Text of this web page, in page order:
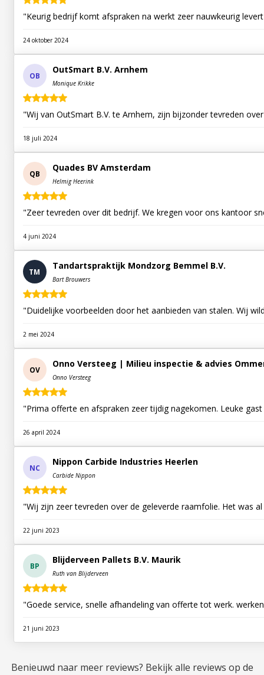
"Keurig bedrijf komt afspraken na werkt zeer nauwkeurig
24 oktober 2024
OB
OutSmart B.V. Arnhem
Monique Krikke
"Wij van OutSmart B.V. te Arnhem, zijn bijzonder tevreden
18 juli 2024
QB
Quades BV Amsterdam
Helmig Heerink
"Zeer tevreden over dit bedrijf. We kregen voor ons kantoor
4 juni 2024
TM
Tandartspraktijk Mondzorg Bemmel B.V.
Bart Brouwers
"Duidelijke voorbeelden door het aanbieden van stalen. Wij
2 mei 2024
OV
Onno Versteeg | Milieu inspectie & advies
Onno Versteeg
26 april 2024
NC
Nippon Carbide Industries Heerlen
Carbide Nippon
"Wij zijn zeer tevreden over de geleverde raamfolie. Het was
22 juni 2023
BP
Blijderveen Pallets B.V. Maurik
Ruth van Blijderveen
"Goede service, snelle afhandeling van offerte tot werk.
21 juni 2023
Benieuwd naar meer reviews? Bekijk alle reviews op de